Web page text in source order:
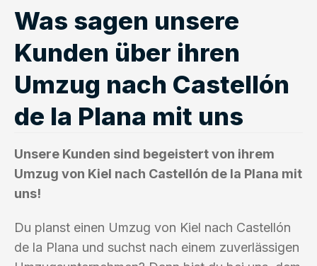
Was sagen unsere
Kunden über ihren
Umzug nach Castellón
de la Plana mit uns
Unsere Kunden sind begeistert von ihrem
Umzug von Kiel nach Castellón de la Plana mit
uns!
Du planst einen Umzug von Kiel nach Castellón
de la Plana und suchst nach einem zuverlässigen